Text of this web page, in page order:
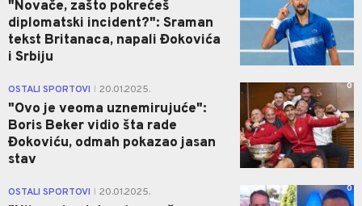
"Novače, zašto pokrećeš
diplomatski incident?": Sraman
tekst Britanaca, napali Đokovića
i Srbiju
OSTALI SPORTOVI 20.01.2025.
"Ovo je veoma uznemirujuće":
Boris Beker vidio šta rade
Đokoviću, odmah pokazao jasan
stav
0
OSTALI SPORTOVI 20.01.2025. 0